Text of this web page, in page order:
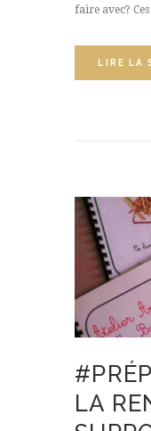
faire avec?
LIRE LA
LA